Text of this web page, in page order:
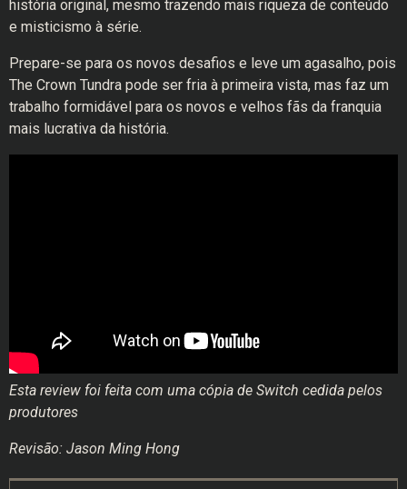
história original, mesmo trazendo mais riqueza de conteúdo
e misticismo à série.
Prepare-se para os novos desafios e leve um agasalho, pois
The Crown Tundra pode ser fria à primeira vista, mas faz um
trabalho formidável para os novos e velhos fãs da franquia
mais lucrativa da história.
Esta review foi feita com uma cópia de Switch cedida pelos
produtores
Revisão: Jason Ming Hong